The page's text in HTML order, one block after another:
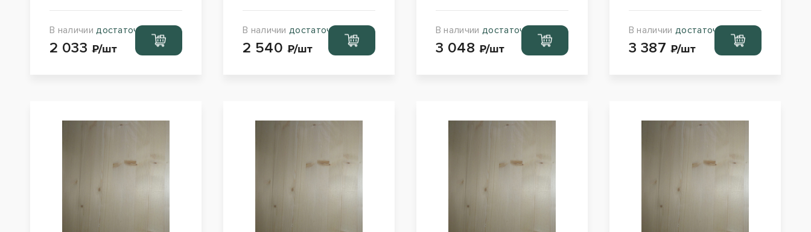
В наличиидостаточно
2 033 ₽/шт
Перейти
в корзину
В наличиидостаточно
2 540 ₽/шт
Перейти
в корзину
В наличиидостаточно
3 048 ₽/шт
Перейти
в корзину
В наличии достаточно
3 387 ₽/шт
Перейти
в корзину